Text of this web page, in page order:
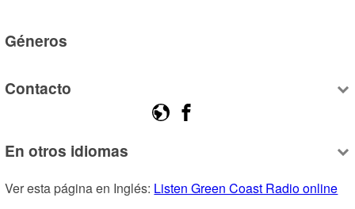
Géneros
Contacto
En otros idiomas
Ver esta página en Inglés: Listen Green Coast Radio online